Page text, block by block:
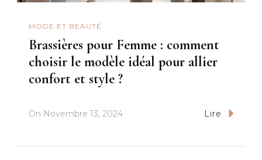
MODE ET BEAUTÉ
Brassières pour Femme : comment
choisir le modèle idéal pour allier
confort et style ?
On Novembre 13, 2024 Lire